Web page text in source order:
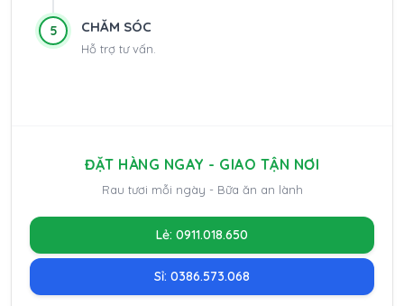
5 CHĂM SÓC
Hỗ trợ tư vấn.
ĐẶT HÀNG NGAY - GIAO TẬN NƠI
Rau tươi mỗi ngày - Bữa ăn an lành
Lẻ: 0911.018.650
Sỉ: 0386.573.068